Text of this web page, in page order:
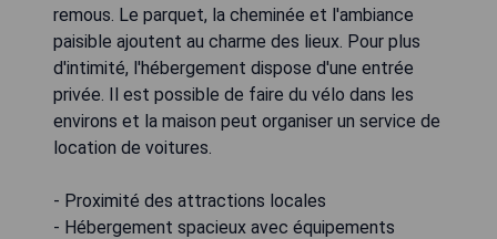
remous. Le parquet, la cheminée et l'ambiance
paisible ajoutent au charme des lieux. Pour plus
d'intimité, l'hébergement dispose d'une entrée
privée. Il est possible de faire du vélo dans les
environs et la maison peut organiser un service de
location de voitures.
- Proximité des attractions locales
- Hébergement spacieux avec équipements